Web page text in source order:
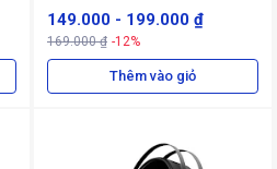
149.000 - 199.000 ₫
169.000 ₫ -12%
Thêm vào giỏ